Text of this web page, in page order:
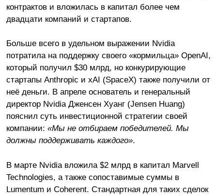
контрактов и вложилась в капитал более чем
двадцати компаний и стартапов.
Больше всего в удельном выражении Nvidia
потратила на поддержку своего «кормильца» OpenAI,
который получил $30 млрд, но конкурирующие
стартапы Anthropic и xAI (SpaceX) также получили от
неё деньги. В апреле основатель и генеральный
директор Nvidia Дженсен Хуанг (Jensen Huang)
пояснил суть инвестиционной стратегии своей
компании: «Мы не отбираем победителей. Мы
должны поддерживать каждого».
В марте Nvidia вложила $2 млрд в капитал Marvell
Technologies, а также сопоставимые суммы в
Lumentum и Coherent. Стандартная для таких сделок